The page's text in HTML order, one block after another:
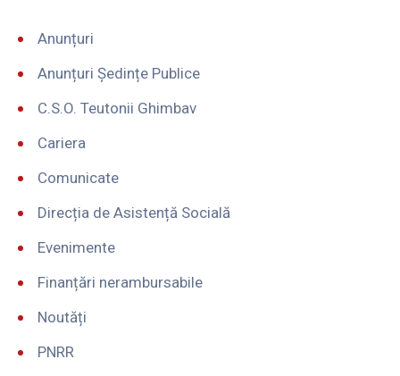
Anunțuri
Anunțuri Ședințe Publice
C.S.O. Teutonii Ghimbav
Cariera
Comunicate
Direcția de Asistență Socială
Evenimente
Finanțări nerambursabile
Noutăți
PNRR